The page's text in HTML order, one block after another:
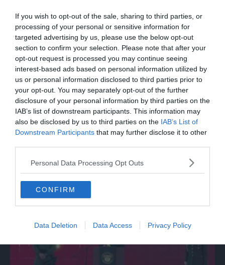
If you wish to opt-out of the sale, sharing to third parties, or
processing of your personal or sensitive information for
targeted advertising by us, please use the below opt-out
section to confirm your selection. Please note that after your
opt-out request is processed you may continue seeing
interest-based ads based on personal information utilized by
us or personal information disclosed to third parties prior to
your opt-out. You may separately opt-out of the further
disclosure of your personal information by third parties on the
IAB’s list of downstream participants. This information may
also be disclosed by us to third parties on the IAB’s List of
Downstream Participants that may further disclose it to other
Personal Data Processing Opt Outs
CONFIRM
Data Deletion Data Access Privacy Policy
Ultimo saluto a Guccini tra applausi e
commozione a Pavana
Da Bolzano alla Mongolia con una Panda
da 150 euro